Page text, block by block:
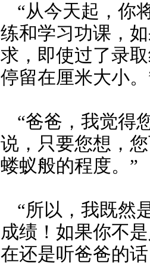
“从今天起，你
练和学习功课，
求，即使过了录
停留在厘米大小
“爸爸，我觉得
说，只要您想，
蝼蚁般的程度。”
“所以，我既然
成绩！如果你不
在还是听爸爸的